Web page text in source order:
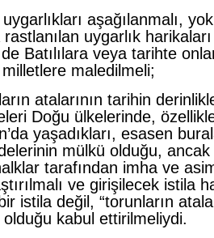
aşağılanmalı,
uygarlık
Batılılara veya tarihte
maledilmeli;
atalarının tarihin
Doğu ülkelerinde,
yaşadıkları, esasen
mülkü olduğu, ancak
tarafından imha ve
ve girişilecek istila
istila değil, “torunların
olduğu kabul ettirilmeliydi.